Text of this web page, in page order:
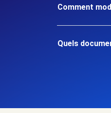
Comment
Quels